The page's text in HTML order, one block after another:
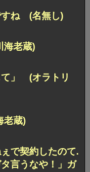
すね (名無し)
海老蔵)
て」 (オラトリ
老蔵)
で契約したのて.
言うなや！」ガ